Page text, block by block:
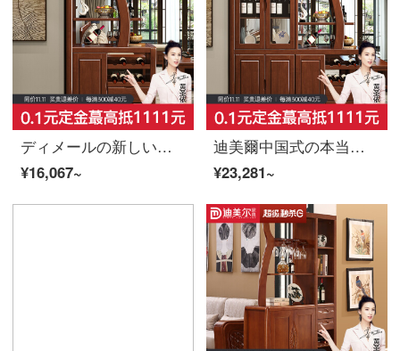
ディメールの新しい中国式の玄関棚は現代簡単で、酒棚を仕切っています。本当の木間庁の戸棚のリビングルームの屏風の玄関棚の両面の下駄箱のキャビネット（ケヤキ色）
¥16,067~
迪美爾中国式の本当の木の間のホールの戸棚の仕切りの戸棚の玄関の戸棚の双門の酒屋の現代の簡単な予約の戸棚の物置場の戸棚の胡桃の色
¥23,281~